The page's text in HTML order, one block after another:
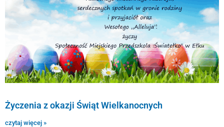
Życzenia z okazji Świąt Wielkanocnych
czytaj więcej »